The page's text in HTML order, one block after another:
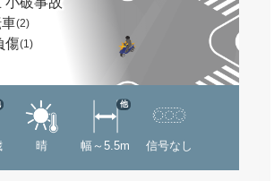
(2)
傷(1)
晴 幅～5.5m
他
信号なし